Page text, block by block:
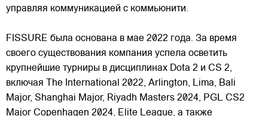
управляя коммуникацией с коммьюнити.
FISSURE была основана в мае 2022 года. За время
своего существования компания успела осветить
крупнейшие турниры в дисциплинах Dota 2 и CS 2,
включая The International 2022, Arlington, Lima, Bali
Major, Shanghai Major, Riyadh Masters 2024, PGL CS2
Major Copenhagen 2024, Elite League, а также